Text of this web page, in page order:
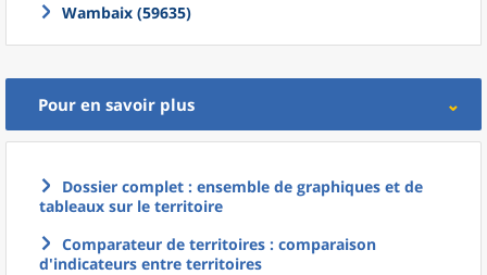
Wambaix (59635)
Pour en savoir plus
Dossier complet : ensemble de graphiques et de
tableaux sur le territoire
Comparateur de territoires : comparaison
d'indicateurs entre territoires